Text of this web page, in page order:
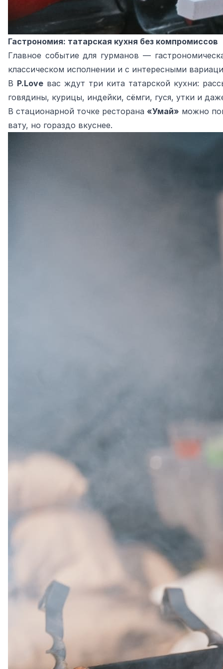
Гастрономия: татарская кухня без компромиссов
Главное событие для гурманов —
классическом исполнении и с интересными
В P.Love вас ждут три кита татарской кухни:
говядины, курицы, индейки, сёмги, гуся, утки и
В стационарной точке ресторана «Умай» можно
вату, но гораздо вкуснее.